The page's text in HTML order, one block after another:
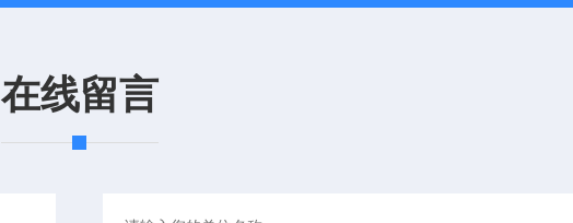
在线留言